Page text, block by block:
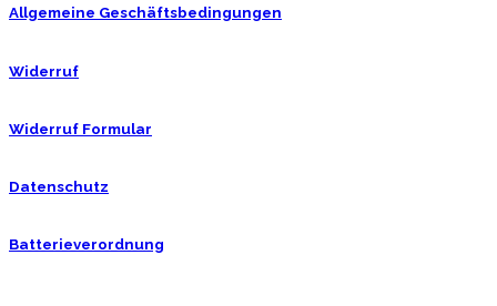
Allgemeine Geschäftsbedingungen
Widerruf
Widerruf Formular
Datenschutz
Batterieverordnung